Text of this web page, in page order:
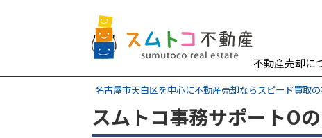
不動産売却に
名古屋市天白区を中心に不動産売却ならスピード買取
スムトコ事務サポートO